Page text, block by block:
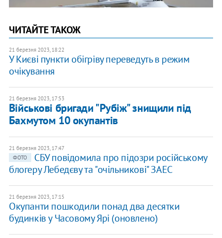
ЧИТАЙТЕ ТАКОЖ
21 березня 2023, 18:22
У Києві пункти обігріву переведуть в режим
очікування
21 березня 2023, 17:53
Військові бригади "Рубіж" знищили під
Бахмутом 10 окупантів
21 березня 2023, 17:47
ФОТО
​СБУ повідомила про підозри російському
блогеру Лебедєву та "очільникові" ЗАЕС
21 березня 2023, 17:15
Окупанти пошкодили понад два десятки
будинків у Часовому Ярі (оновлено)